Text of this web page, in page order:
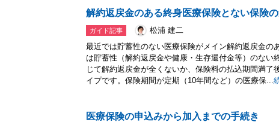
解約返戻金のある終身医療保険とない保険
ガイド記事
松浦 建二
最近では貯蓄性のない医療保険がメイン解約返戻金の
は貯蓄性（解約返戻金や健康・生存還付金等）のない
じて解約返戻金が全くないか、保険料の払込期間満了
イプです。保険期間が定期（10年間など）の医療保...
医療保険の申込みから加入までの手続き